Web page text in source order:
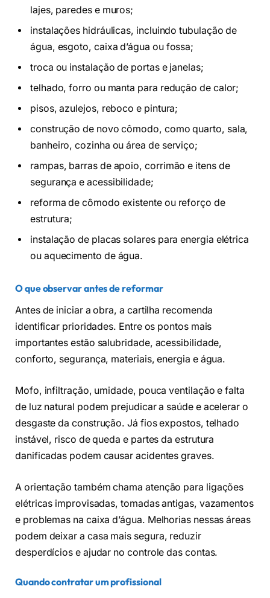
lajes, paredes e muros;
instalações hidráulicas, incluindo tubulação de
água, esgoto, caixa d’água ou fossa;
troca ou instalação de portas e janelas;
telhado, forro ou manta para redução de calor;
pisos, azulejos, reboco e pintura;
construção de novo cômodo, como quarto, sala,
banheiro, cozinha ou área de serviço;
rampas, barras de apoio, corrimão e itens de
segurança e acessibilidade;
reforma de cômodo existente ou reforço de
estrutura;
instalação de placas solares para energia elétrica
ou aquecimento de água.
O que observar antes de reformar
Antes de iniciar a obra, a cartilha recomenda
identificar prioridades. Entre os pontos mais
importantes estão salubridade, acessibilidade,
conforto, segurança, materiais, energia e água.
Mofo, infiltração, umidade, pouca ventilação e falta
de luz natural podem prejudicar a saúde e acelerar o
desgaste da construção. Já fios expostos, telhado
instável, risco de queda e partes da estrutura
danificadas podem causar acidentes graves.
A orientação também chama atenção para ligações
elétricas improvisadas, tomadas antigas, vazamentos
e problemas na caixa d’água. Melhorias nessas áreas
podem deixar a casa mais segura, reduzir
desperdícios e ajudar no controle das contas.
Quando contratar um profissional